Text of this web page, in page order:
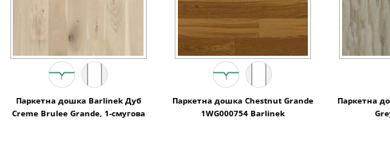
Паркетна дошка Barlinek Дуб
Creme Brulee Grande, 1-смугова
Паркетна дошка Chestnut Grande
1WG000754 Barlinek
Паркетна